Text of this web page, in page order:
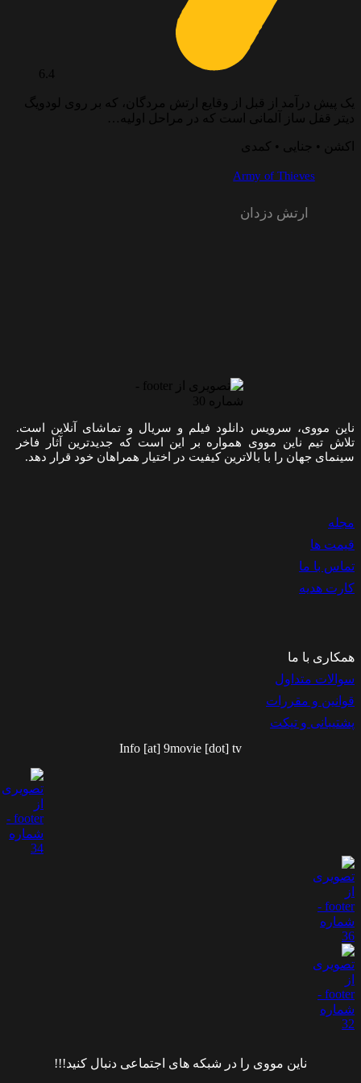
6.4
یک پیش درآمد از قبل از وقایع ارتش مردگان، که بر روی لودویگ
دیتر قفل ساز آلمانی است که در مراحل اولیه…
اکشن • جنایی • کمدی
Army of Thieves
ارتش دزدان
ناین مووی، سرویس دانلود فیلم و سریال و تماشای آنلاین است.
تلاش تیم ناین مووی همواره بر این است که جدیدترین آثار فاخر
سینمای جهان را با بالاترین کیفیت در اختیار همراهان خود قرار دهد.
مجله
قیمت ها
تماس با ما
کارت هدیه
همکاری با ما
سوالات متداول
قوانین و مقررات
پشتیبانی و تیکت
Info [at] 9movie [dot] tv
ناین مووی را در شبکه های اجتماعی دنبال کنید!!!